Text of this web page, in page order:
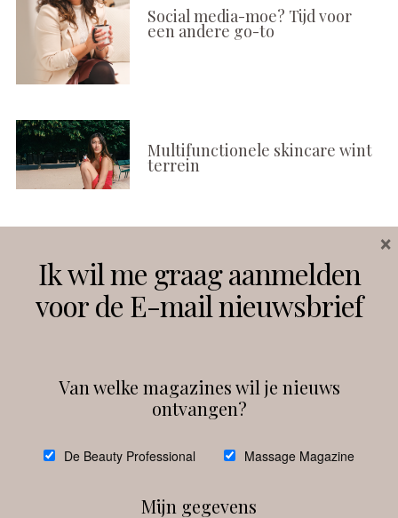
Social media-moe? Tijd voor
een andere go-to
Multifunctionele skincare wint
terrein
Instagram Facebook
debeautyprofessional
Ik wil me graag aanmelden
voor de E-mail nieuwsbrief
Van welke magazines wil je nieuws
ontvangen?
De Beauty Professional Massage Magazine
Mijn gegevens
×